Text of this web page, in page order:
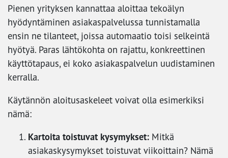
Pienen yrityksen kannattaa aloittaa tekoälyn
hyödyntäminen asiakaspalvelussa tunnistamalla
ensin ne tilanteet, joissa automaatio toisi selkeintä
hyötyä. Paras lähtökohta on rajattu, konkreettinen
käyttötapaus, ei koko asiakaspalvelun uudistaminen
kerralla.
Käytännön aloitusaskeleet voivat olla esimerkiksi
nämä:
Kartoita toistuvat kysymykset: Mitkä
asiakaskysymykset toistuvat viikoittain? Nämä